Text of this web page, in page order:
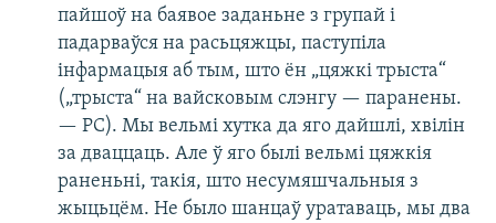
пайшоў на баявое заданьне з групай і
падарваўся на расьцяжцы, паступіла
інфармацыя аб тым, што ён „цяжкі трыста“
(„трыста“ на вайсковым слэнгу — паранены.
— РС). Мы вельмі хутка да яго дайшлі, хвілін
за дваццаць. Але ў яго былі вельмі цяжкія
раненьні, такія, што несумяшчальныя з
жыцьцём. Не было шанцаў уратаваць, мы два